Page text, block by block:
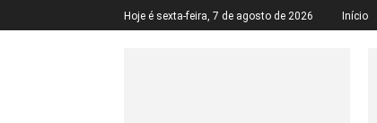
Hoje é sexta-feira, 7 de agosto de 2026 Início